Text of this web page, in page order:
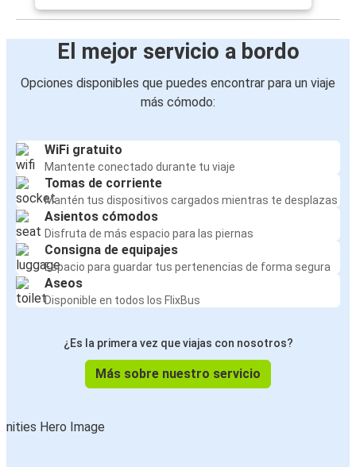
El mejor servicio a bordo
Opciones disponibles que puedes encontrar para un viaje
más cómodo:
WiFi gratuito
Mantente conectado durante tu viaje
Tomas de corriente
Mantén tus dispositivos cargados mientras te desplazas
Asientos cómodos
Disfruta de más espacio para las piernas
Consigna de equipajes
Espacio para guardar tus pertenencias de forma segura
Aseos
Disponible en todos los FlixBus
¿Es la primera vez que viajas con nosotros?
Más sobre nuestro servicio